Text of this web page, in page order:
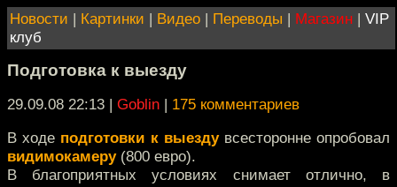
Новости | Картинки | Видео | Переводы | Магазин | VIP
клуб
Подготовка к выезду
29.09.08 22:13 | Goblin | 175 комментариев
В ходе подготовки к выездувсесторонне опробовал
видимокамеру(800 евро).
В благоприятных условиях снимает отлично, в